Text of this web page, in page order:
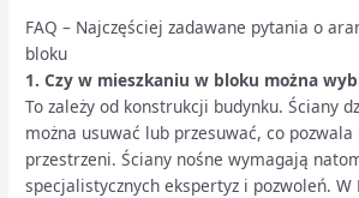
FAQ – Najczęściej zadawane pytania o
bloku
1. Czy w mieszkaniu w bloku można
To zależy od konstrukcji budynku. Ściany
można usuwać lub przesuwać, co
przestrzeni. Ściany nośne wymagają
specjalistycznych ekspertyz i pozwoleń. W